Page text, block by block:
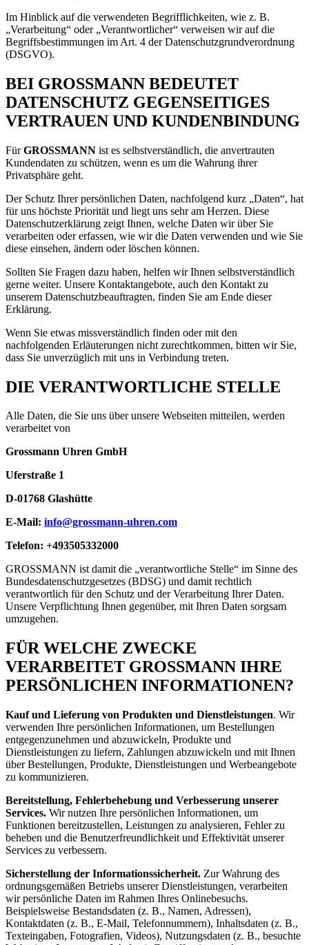
Im Hinblick auf die verwendeten Begrifflichkeiten, wie z. B.
„Verarbeitung“ oder „Verantwortlicher“ verweisen wir auf die
Begriffsbestimmungen im Art. 4 der Datenschutzgrundverordnung
(DSGVO).
BEI GROSSMANN BEDEUTET
DATENSCHUTZ GEGENSEITIGES
VERTRAUEN UND KUNDENBINDUNG
FürGROSSMANN ist es selbstverständlich, die anvertrauten
Kundendaten zu schützen, wenn es um die Wahrung ihrer
Privatsphäre geht.
Der Schutz Ihrer persönlichen Daten, nachfolgend kurz „Daten“, hat
für uns höchste Priorität und liegt uns sehr am Herzen. Diese
Datenschutzerklärung zeigt Ihnen, welche Daten wir über Sie
verarbeiten oder erfassen, wie wir die Daten verwenden und wie Sie
diese einsehen, ändern oder löschen können.
Sollten Sie Fragen dazu haben, helfen wir Ihnen selbstverständlich
gerne weiter. Unsere Kontaktangebote, auch den Kontakt zu
unserem Datenschutzbeauftragten, finden Sie am Ende dieser
Erklärung.
Wenn Sie etwas missverständlich finden oder mit den
nachfolgenden Erläuterungen nicht zurechtkommen, bitten wir Sie,
dass Sie unverzüglich mit uns in Verbindung treten.
DIE VERANTWORTLICHE STELLE
Alle Daten, die Sie uns über unsere Webseiten mitteilen, werden
verarbeitet von
Grossmann Uhren GmbH
Uferstraße 1
D-01768 Glashütte
E-Mail: info@grossmann-uhren.com
Telefon: +493505332000
GROSSMANN ist damit die „verantwortliche Stelle“ im Sinne des
Bundesdatenschutzgesetzes (BDSG) und damit rechtlich
verantwortlich für den Schutz und der Verarbeitung Ihrer Daten.
Unsere Verpflichtung Ihnen gegenüber, mit Ihren Daten sorgsam
umzugehen.
FÜR WELCHE ZWECKE
VERARBEITET GROSSMANN IHRE
PERSÖNLICHEN INFORMATIONEN?
Kauf und Lieferung von Produkten und Dienstleistungen. Wir
verwenden Ihre persönlichen Informationen, um Bestellungen
entgegenzunehmen und abzuwickeln, Produkte und
Dienstleistungen zu liefern, Zahlungen abzuwickeln und mit Ihnen
über Bestellungen, Produkte, Dienstleistungen und Werbeangebote
zu kommunizieren.
Bereitstellung, Fehlerbehebung und Verbesserung unserer
Services. Wir nutzen Ihre persönlichen Informationen, um
Funktionen bereitzustellen, Leistungen zu analysieren, Fehler zu
beheben und die Benutzerfreundlichkeit und Effektivität unserer
Services zu verbessern.
Sicherstellung der Informationssicherheit. Zur Wahrung des
ordnungsgemäßen Betriebs unserer Dienstleistungen, verarbeiten
wir persönliche Daten im Rahmen Ihres Onlinebesuchs.
Beispielsweise Bestandsdaten (z. B., Namen, Adressen),
Kontaktdaten (z. B., E-Mail, Telefonnummern), Inhaltsdaten (z. B.,
Texteingaben, Fotografien, Videos), Nutzungsdaten (z. B., besuchte